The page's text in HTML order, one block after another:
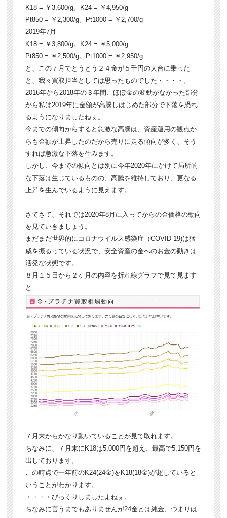
K18 = ￥3,600/g。K24 = ￥4,950/g
Pt850 = ￥2,300/g。Pt1000 = ￥2,700/g
2019年7月
K18 = ￥3,800/g。K24 = ￥5,000/g
Pt850 = ￥2,500/g。Pt1000 = ￥2,950/g
と、この７月でとうとう２４金が５千円の大台に乗った
と、我々買取担当としては思ったものでした・・・・。
2016年から2018年の３年間、ほぼ金の変動がなかった部分
から私は2019年に金額が高騰しはじめた部分で下落を恐れ
るようになりましたねぇ。
今までの傾向からすると急激な高騰は、資産運用の観点か
らも金額が上昇したのだから売りに走る傾向が多く、そう
すれば急激な下落を生みます。
しかし、今までの傾向とは別に今年2020年にかけて局所的
な下落は生じているものの、高騰を維持しており、更なる
上昇を生んでいるように見えます。
さてさて、それでは2020年8月に入ってからの金価格の動向
を見ていきましょう。
まだまだ世界的にコロナウイルス感染症（COVID-19)は猛
威を振るっている状況で、安全資産の金へのお金の動きは
活発な状態です。
８月１５日から２ヶ月の内容を折れ線グラフで見て見ます
と
７月末からかなり動いていることが見て取れます。
ちなみに、７月末にK18は5,000円を超え、最高で5,150円を
出しております。
この時点で一年前のK24(24金)をK18(18金)が超していると
いうことがわかります。
・・・・びっくりしましたよねぇ。
ちなみに言うまでもありませんが24金とは純金、つまりは